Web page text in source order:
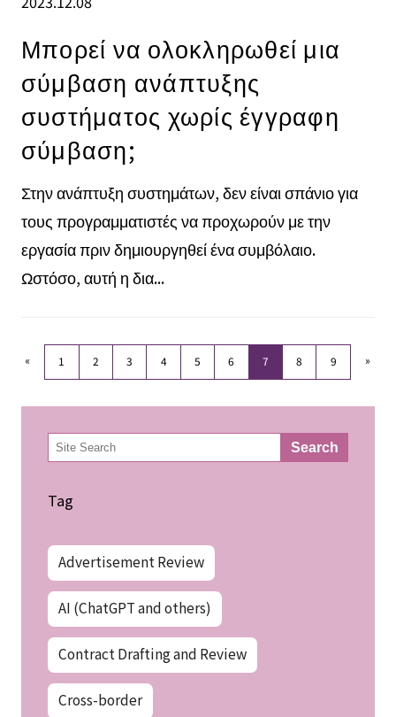
Μπορεί να ολοκληρωθεί μια
σύμβαση ανάπτυξης
συστήματος χωρίς έγγραφη
σύμβαση;
Στην ανάπτυξη συστημάτων, δεν είναι σπάνιο για
τους προγραμματιστές να προχωρούν με την
εργασία πριν δημιουργηθεί ένα συμβόλαιο.
Ωστόσο, αυτή η δια...
« 1 2 3 4 5 6 7 8 9 »
検
索 Search
Tag
Advertisement Review
AI (ChatGPT and others)
Contract Drafting and Review
Cross-border